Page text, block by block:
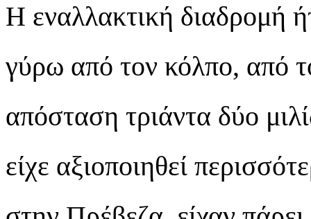
Η εναλλακτική διαδρομή
γύρω από τον κόλπο, από
απόσταση τριάντα δύο
είχε αξιοποιηθεί